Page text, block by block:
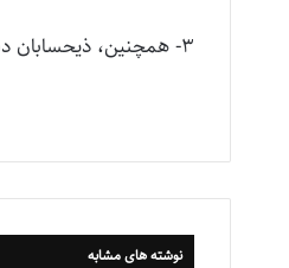
٣- همچنین، ذیحسابان دستگاه‌ها نیز مجاز به تأیید پرداخت به شرکت‌های پیمانکاری نیستند.
نوشته های مشابه